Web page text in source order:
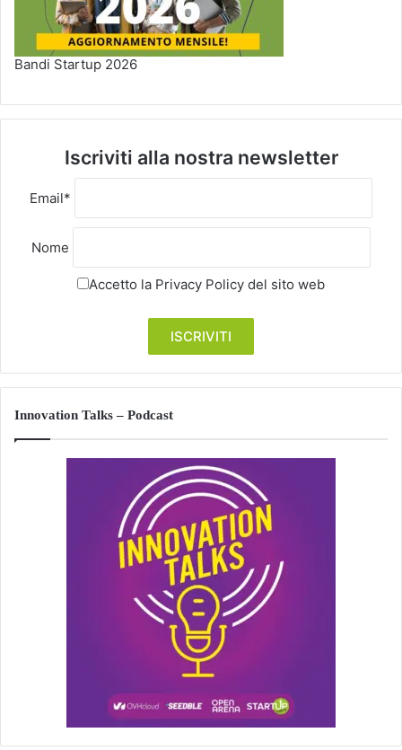
Bandi Startup 2026
Iscriviti alla nostra newsletter
Email*
Nome
Accetto la Privacy Policy del sito web
Innovation Talks – Podcast